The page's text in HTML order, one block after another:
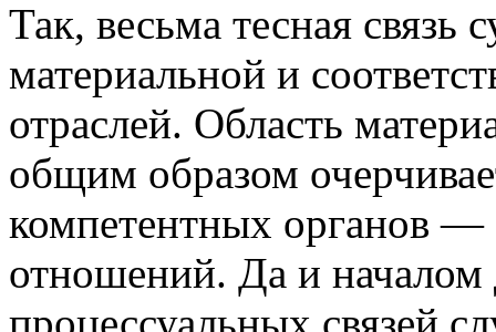
Так, весьма тесная
материальной и
отраслей. Область
общим образом
компетентных органов —
отношений. Да и началом
процессуальных связей